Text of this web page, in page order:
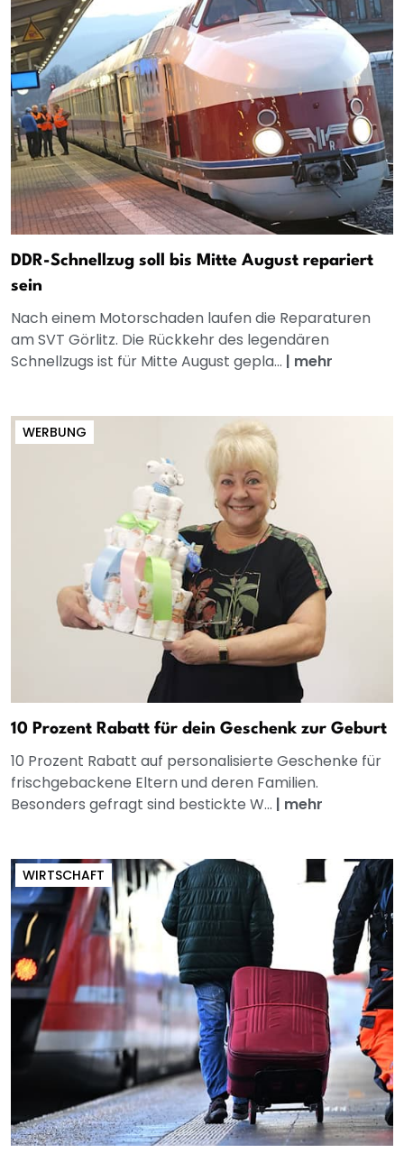
DDR-Schnellzug soll bis Mitte August repariert
sein
Nach einem Motorschaden laufen die Reparaturen
am SVT Görlitz. Die Rückkehr des legendären
Schnellzugs ist für Mitte August gepla... | mehr
WERBUNG
10 Prozent Rabatt für dein Geschenk zur Geburt
10 Prozent Rabatt auf personalisierte Geschenke für
frischgebackene Eltern und deren Familien.
Besonders gefragt sind bestickte W... | mehr
WIRTSCHAFT